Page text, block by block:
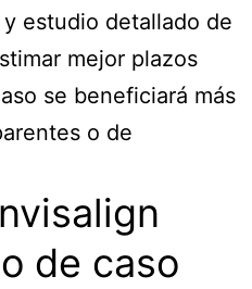
estudio detallado de
mejor plazos
se beneficiará más
o de
de caso